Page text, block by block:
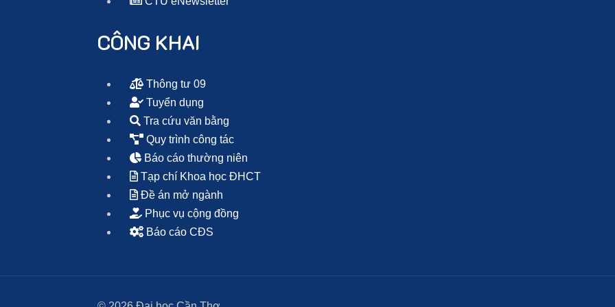
CÔNG KHAI
Thông tư 09
Tuyển dụng
Tra cứu văn bằng
Quy trình công tác
Báo cáo thường niên
Tạp chí Khoa học ĐHCT
Đề án mở ngành
Phục vụ cộng đồng
Báo cáo CĐS